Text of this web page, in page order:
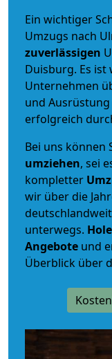
Ein wichtiger
Umzugs nach
zuverlässigen
Duisburg. Es ist
Unternehmen
und
erfolgreich
Bei uns können
umziehen, sei
kompletter
wir über die
unterwegs.
Angebote und
Überblick über